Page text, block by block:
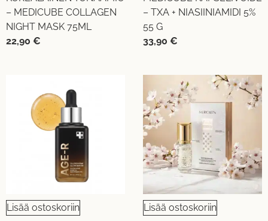
– MEDICUBE COLLAGEN
NIGHT MASK 75ML
22,90 €
– TXA + NIASIINIAMIDI 5%
55 G
33,90 €
Lisää ostoskoriin Lisää ostoskoriin